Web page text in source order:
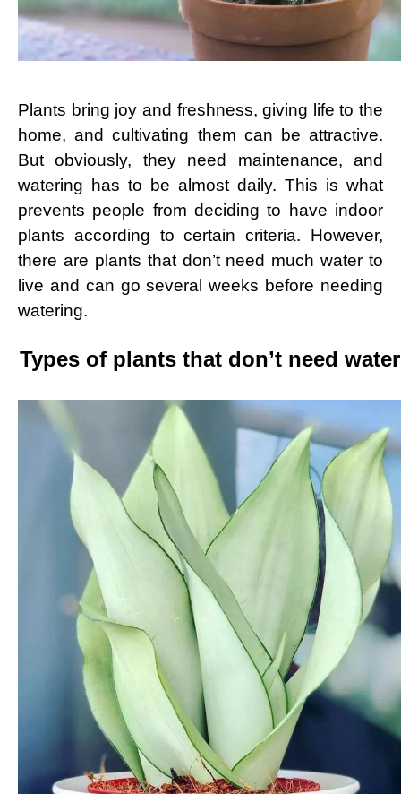
Plants bring joy and freshness, giving life to the
home, and cultivating them can be attractive.
But obviously, they need maintenance, and
watering has to be almost daily. This is what
prevents people from deciding to have indoor
plants according to certain criteria. However,
there are plants that don’t need much water to
live and can go several weeks before needing
watering.
Types of plants that don’t need water